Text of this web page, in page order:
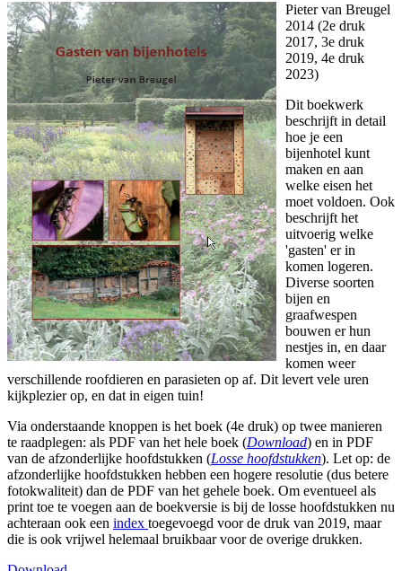
Pieter van Breugel
2014 (2e druk
2017, 3e druk
2019, 4e druk
2023)
Dit boekwerk
beschrijft in detail
hoe je een
bijenhotel kunt
maken en aan
welke eisen het
moet voldoen. Ook
beschrijft het
uitvoerig welke
'gasten' er in
komen logeren.
Diverse soorten
bijen en
graafwespen
bouwen er hun
nestjes in, en daar
komen weer
verschillende roofdieren en parasieten op af. Dit levert vele uren
kijkplezier op, en dat in eigen tuin!
Via onderstaande knoppen is het boek (4e druk) op twee manieren
te raadplegen: als PDF van het hele boek (Download) en in PDF
van de afzonderlijke hoofdstukken (Losse hoofdstukken). Let op: de
afzonderlijke hoofdstukken hebben een hogere resolutie (dus betere
fotokwaliteit) dan de PDF van het gehele boek. Om eventueel als
print toe te voegen aan de boekversie is bij de losse hoofdstukken nu
achteraan ook een index toegevoegd voor de druk van 2019, maar
die is ook vrijwel helemaal bruikbaar voor de overige drukken.